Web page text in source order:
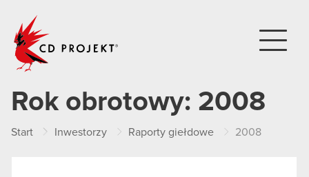
Rok obrotowy: 2008
Start Inwestorzy Raporty giełdowe 2008